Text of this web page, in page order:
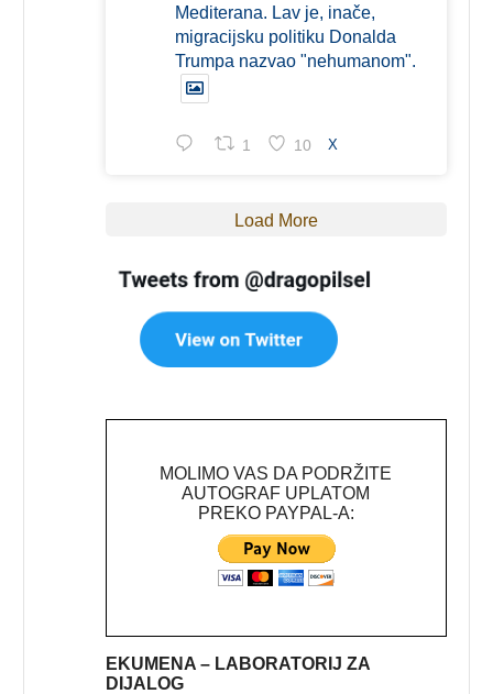
Mediterana. Lav je, inače,
migracijsku politiku Donalda
Trumpa nazvao "nehumanom".
1 10 X
Load More
MOLIMO VAS DA PODRŽITE
AUTOGRAF UPLATOM
PREKO PAYPAL-A:
EKUMENA – LABORATORIJ ZA
DIJALOG